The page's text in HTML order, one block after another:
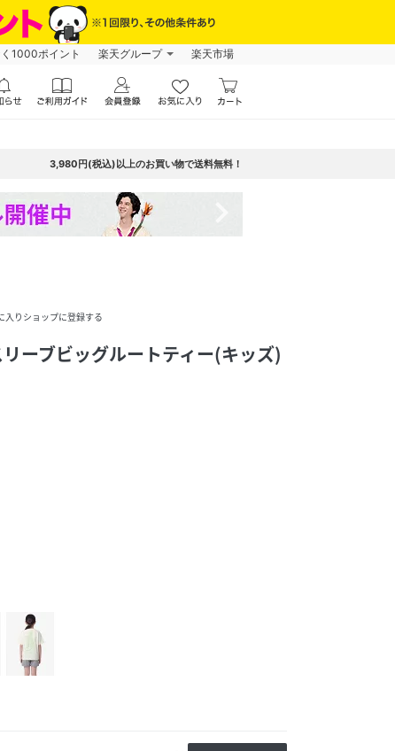
1000ポイント 楽天グループ 楽天市場
3,980円(税込)以上のお買い物で送料無料！
入りショップに登録する
リーブビッグルートティー(キッズ)